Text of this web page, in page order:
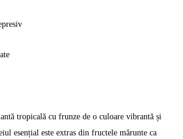
tropicală cu frunze de o culoare vibrantă și
esențial este extras din fructele mărunte ca